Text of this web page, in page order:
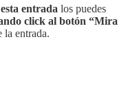
entrada los puedes
click al botón “Mira
la entrada.